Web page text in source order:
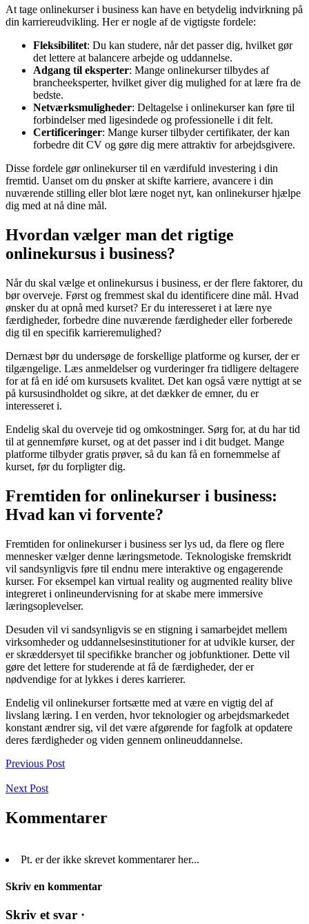
At tage onlinekurser i business kan have en betydelig indvirkning på
din karriereudvikling. Her er nogle af de vigtigste fordele:
Fleksibilitet: Du kan studere, når det passer dig, hvilket gør
det lettere at balancere arbejde og uddannelse.
Adgang til eksperter: Mange onlinekurser tilbydes af
brancheeksperter, hvilket giver dig mulighed for at lære fra de
bedste.
Netværksmuligheder: Deltagelse i onlinekurser kan føre til
forbindelser med ligesindede og professionelle i dit felt.
Certificeringer: Mange kurser tilbyder certifikater, der kan
forbedre dit CV og gøre dig mere attraktiv for arbejdsgivere.
Disse fordele gør onlinekurser til en værdifuld investering i din
fremtid. Uanset om du ønsker at skifte karriere, avancere i din
nuværende stilling eller blot lære noget nyt, kan onlinekurser hjælpe
dig med at nå dine mål.
Hvordan vælger man det rigtige
onlinekursus i business?
Når du skal vælge et onlinekursus i business, er der flere faktorer, du
bør overveje. Først og fremmest skal du identificere dine mål. Hvad
ønsker du at opnå med kurset? Er du interesseret i at lære nye
færdigheder, forbedre dine nuværende færdigheder eller forberede
dig til en specifik karrieremulighed?
Dernæst bør du undersøge de forskellige platforme og kurser, der er
tilgængelige. Læs anmeldelser og vurderinger fra tidligere deltagere
for at få en idé om kursusets kvalitet. Det kan også være nyttigt at se
på kursusindholdet og sikre, at det dækker de emner, du er
interesseret i.
Endelig skal du overveje tid og omkostninger. Sørg for, at du har tid
til at gennemføre kurset, og at det passer ind i dit budget. Mange
platforme tilbyder gratis prøver, så du kan få en fornemmelse af
kurset, før du forpligter dig.
Fremtiden for onlinekurser i business:
Hvad kan vi forvente?
Fremtiden for onlinekurser i business ser lys ud, da flere og flere
mennesker vælger denne læringsmetode. Teknologiske fremskridt
vil sandsynligvis føre til endnu mere interaktive og engagerende
kurser. For eksempel kan virtual reality og augmented reality blive
integreret i onlineundervisning for at skabe mere immersive
læringsoplevelser.
Desuden vil vi sandsynligvis se en stigning i samarbejdet mellem
virksomheder og uddannelsesinstitutioner for at udvikle kurser, der
er skræddersyet til specifikke brancher og jobfunktioner. Dette vil
gøre det lettere for studerende at få de færdigheder, der er
nødvendige for at lykkes i deres karrierer.
Endelig vil onlinekurser fortsætte med at være en vigtig del af
livslang læring. I en verden, hvor teknologier og arbejdsmarkedet
konstant ændrer sig, vil det være afgørende for fagfolk at opdatere
deres færdigheder og viden gennem onlineuddannelse.
Previous Post
Next Post
Kommentarer
Pt. er der ikke skrevet kommentarer her...
Skriv en kommentar
Skriv et svar ·